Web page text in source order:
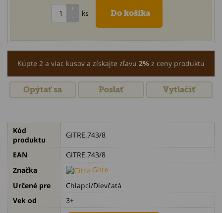
ks
Kúpte 2 a viac kusov a získajte zľavu 2% z ceny produktu
Opýtať sa Poslať Vytlačiť
Kód
produktu
GITRE.743/8
EAN
GITRE.743/8
Značka
Gitre
Určené pre
Chlapci/Dievčatá
Vek od
3+